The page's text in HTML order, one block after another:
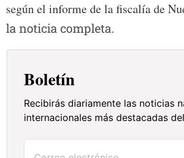
según el informe de la fiscalía de
la noticia completa.
Boletín
Recibirás diariamente las noticias
internacionales más destacadas